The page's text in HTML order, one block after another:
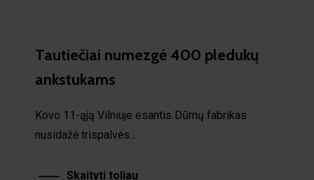
·
Tautiečiai numezgė 400 pledukų
ankstukams
Kovo 11-ąją Vilniuje esantis Dūmų fabrikas
nusidažė trispalvės...
Skaityti toliau